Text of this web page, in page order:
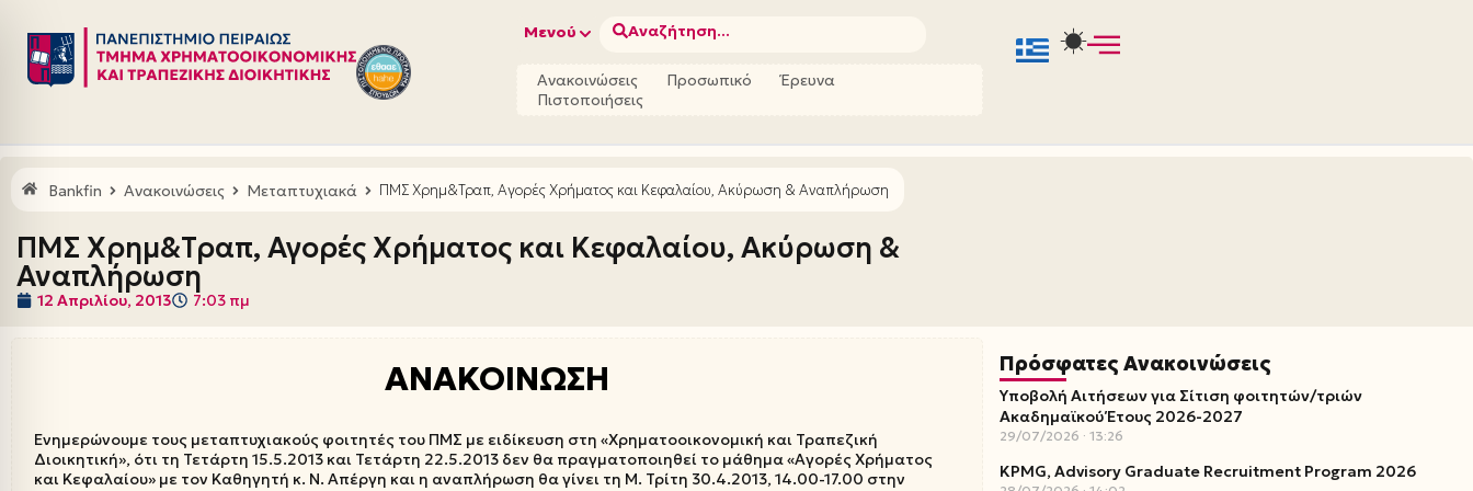
Μεταπηδήστε
στο
Μενού Αναζήτηση...
Ανακοινώσεις Προσωπικό
Έρευνα
Πιστοποιήσεις
Bankfin Ανακοινώσεις Μεταπτυχιακά ΠΜΣ Χρημ&Τραπ, Αγορές Χρήματος και Κεφαλαίου, Ακύρωση & Αναπλήρωση
ΠΜΣ Χρημ&Τραπ, Αγορές Χρήματος και Κεφαλαίου, Ακύρωση &
Αναπλήρωση
12 Απριλίου, 2013 7:03 πμ
ΑΝΑΚΟΙΝΩΣΗ
Ενημερώνουμε τους μεταπτυχιακούς φοιτητές του ΠΜΣ με ειδίκευση στη «Χρηματοοικονομική και Τραπεζική
Διοικητική», ότι τη Τετάρτη 15.5.2013 και Τετάρτη 22.5.2013 δεν θα πραγματοποιηθεί το μάθημα «Αγορές Χρήματος
και Κεφαλαίου» με τον Καθηγητή κ. Ν. Απέργη και η αναπλήρωση θα γίνει τη Μ. Τρίτη 30.4.2013, 14.00-17.00 στην
Πρόσφατες Ανακοινώσεις
Υποβολή Αιτήσεων για Σίτιση φοιτητών/τριών
Ακαδημαϊκού Έτους 2026-2027
29/07/2026 13:26
KPMG, Advisory Graduate Recruitment Program 2026